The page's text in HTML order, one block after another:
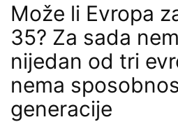
Može li Evropa
35? Za sada
nijedan od tri
nema
generacije